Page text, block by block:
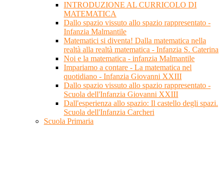
INTRODUZIONE AL CURRICOLO DI
MATEMATICA
Dallo spazio vissuto allo spazio rappresentato -
Infanzia Malmantile
Matematici si diventa! Dalla matematica nella
realtà alla realtà matematica - Infanzia S. Caterina
Noi e la matematica - infanzia Malmantile
Impariamo a contare - La matematica nel
quotidiano - Infanzia Giovanni XXIII
Dallo spazio vissuto allo spazio rappresentato -
Scuola dell'Infanzia Giovanni XXIII
Dall'esperienza allo spazio: Il castello degli spazi.
Scuola dell'Infanzia Carcheri
Scuola Primaria